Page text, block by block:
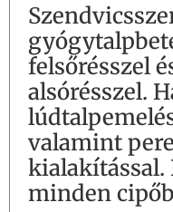
felsőrésszel
alsórésszel.
valamint
minden